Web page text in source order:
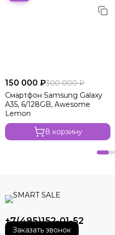
150 000 ₽300 000 ₽
Смартфон Samsung Galaxy
A35, 6/128GB, Awesome
Lemon
В корзину
+7(495)152-01-52
Заказать звонок